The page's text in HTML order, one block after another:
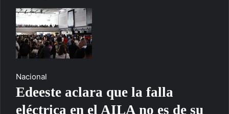
Nacional
Edeeste aclara que la falla
eléctrica en el AILA no es de su